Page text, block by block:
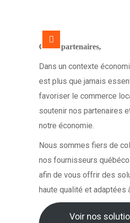
Chers partenaires,
Dans un contexte
est plus que jamais
favoriser le commerce
soutenir nos partenaires
notre économie.
Nous sommes fiers de
nos fournisseurs
afin de vous offrir des
haute qualité et adaptées
Voir nos